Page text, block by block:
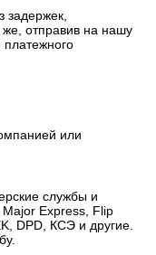
задержек,
же, отправив на нашу
платежного
или
службы и
Express, Flip
DPD, КСЭ и другие.